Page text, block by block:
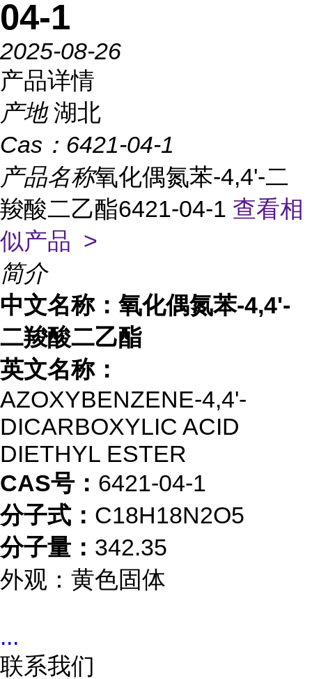
04-1
2025-08-26
产品详情
产地 湖北
Cas： 6421-04-1
产品名称氧化偶氮苯-4,4'-二
羧酸二乙酯6421-04-1 查看相
似产品 >
简介
中文名称：氧化偶氮苯-4,4'-
二羧酸二乙酯
英文名称：
AZOXYBENZENE-4,4'-
DICARBOXYLIC ACID
DIETHYL ESTER
CAS号： 6421-04-1
分子式： C18H18N2O5
分子量： 342.35
外观：黄色固体
...
联系我们